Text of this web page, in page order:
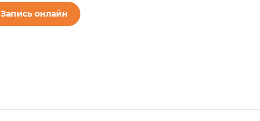
Запись онлайн